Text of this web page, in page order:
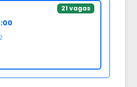
21 vagas